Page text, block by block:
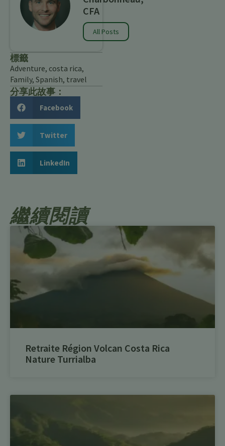
CFA
All Posts
標籤
Adventure, costa rica,
Family, Spanish, travel
分享此故事：
Facebook
Twitter
LinkedIn
繼續閱讀
Retraite Région Volcan Costa Rica
Nature Turrialba